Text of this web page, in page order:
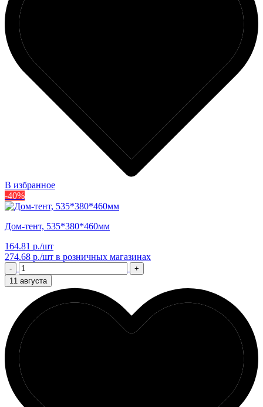
В избранное
-40%
Дом-тент, 535*380*460мм
164.81 р./шт
274.68 р./шт в розничных магазинах
-
+
11 августа